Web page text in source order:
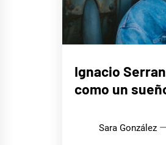
Ignacio
como un
Sara González